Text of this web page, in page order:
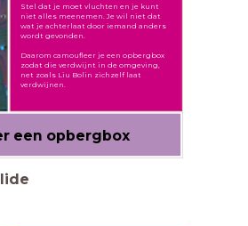
een opbergbox
Stel dat je moet vluchten en je kunt
niet alles meenemen. Je wil niet dat
wat je achterlaat door iemand anders
wordt gevonden.
Daarom camoufleer je een opbergbox
zodat die verdwijnt in de omgeving,
net zoals Liu Bolin zichzelf laat
verdwijnen.